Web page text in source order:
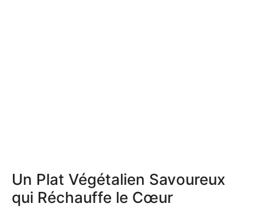
Un Plat Végétalien Savoureux
qui Réchauffe le Cœur